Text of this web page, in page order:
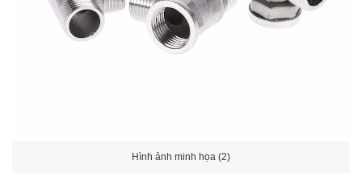
Hình ảnh minh họa (2)